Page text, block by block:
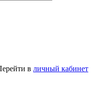
в личный кабинет